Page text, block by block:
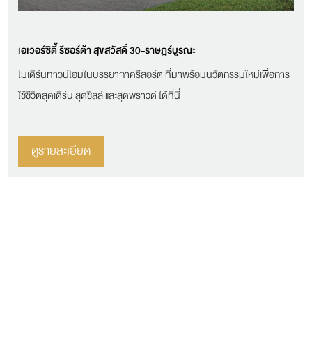
เอเวอร์ซิตี้ รีซอร์ต้า สุขสวัสดิ์ 30-ราษฎร์บูรณะ
โมเดิร์นทาวน์โฮมในบรรยากาศรีสอร์ต ที่มาพร้อมนวัตกรรมใหม่เพื่อการ
ใช้ชีวิตสุดเดิร์น สุดชิลล์ และสุดพราวด์ ได้ที่นี่
ดูรายละเอียด